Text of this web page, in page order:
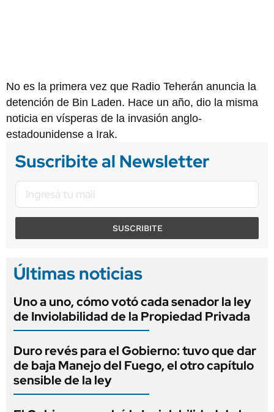
No es la primera vez que Radio Teherán anuncia la
detención de Bin Laden. Hace un año, dio la misma
noticia en vísperas de la invasión anglo-
estadounidense a Irak.
Suscribite al Newsletter
SUSCRIBITE
Últimas noticias
Uno a uno, cómo votó cada senador la ley
de Inviolabilidad de la Propiedad Privada
Duro revés para el Gobierno: tuvo que dar
de baja Manejo del Fuego, el otro capítulo
sensible de la ley